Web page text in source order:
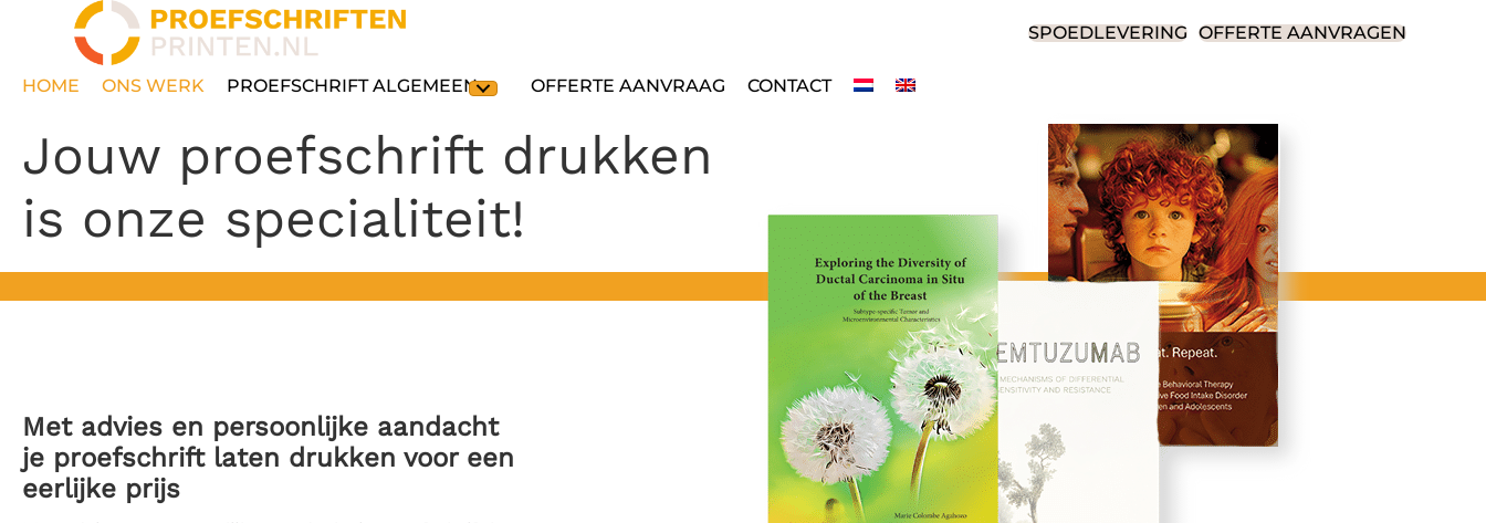
SPOEDLEVERING OFFERTE AANVRAGEN
HOME ONS WERK PROEFSCHRIFT ALGEMEEN OFFERTE AANVRAAG CONTACT
Jouw proefschrift drukken
is onze specialiteit!
Met advies en persoonlijke aandacht
je proefschrift laten drukken voor een
eerlijke prijs